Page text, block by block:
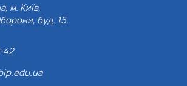
м. Київ,
буд. 15.
42